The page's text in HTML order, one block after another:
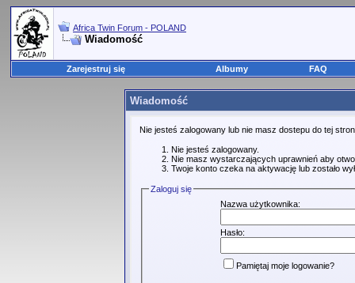
Africa Twin Forum - POLAND
Wiadomość
Zarejestruj się Albumy FAQ
Wiadomość
Nie jesteś zalogowany lub nie masz dostepu do tej
Nie jesteś zalogowany.
Nie masz wystarczających uprawnień aby
Twoje konto czeka na aktywację lub zostało
Zaloguj się
Nazwa użytkownika:
Hasło:
Pamiętaj moje logowanie?